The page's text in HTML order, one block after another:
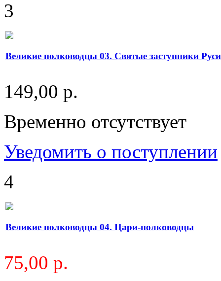
3
Великие полководцы 03. Святые заступники Руси
149,00 р.
Временно отсутствует
Уведомить о поступлении
4
Великие полководцы 04. Цари-полководцы
75,00 р.